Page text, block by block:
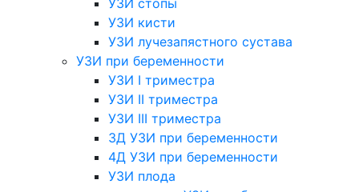
УЗИ стопы
УЗИ кисти
УЗИ лучезапястного сустава
УЗИ при беременности
УЗИ I триместра
УЗИ II триместра
УЗИ III триместра
3Д УЗИ при беременности
4Д УЗИ при беременности
УЗИ плода